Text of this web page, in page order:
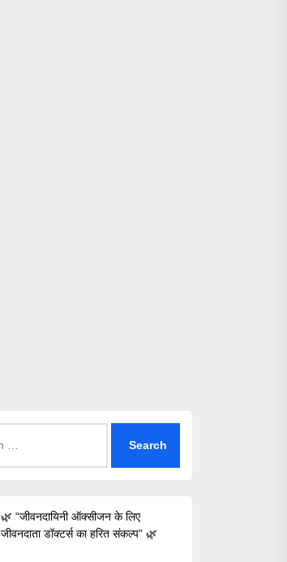
🌿 “जीवनदायिनी ऑक्सीजन के लिए
जीवनदाता डॉक्टर्स का हरित संकल्प” 🌿